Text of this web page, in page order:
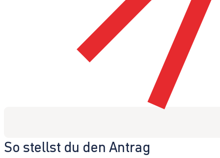
So stellst du den Antrag